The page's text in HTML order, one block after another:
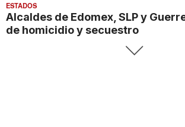
ESTADOS
Alcaldes de Edomex, SLP y
de homicidio y secuestro